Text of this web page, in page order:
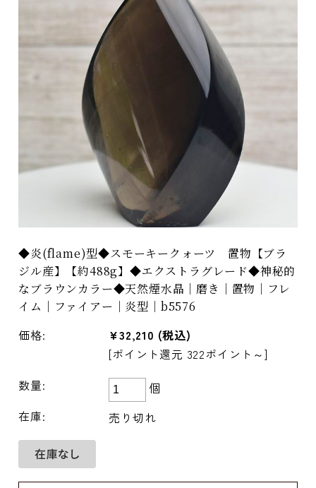
◆炎(flame)型◆スモーキークォーツ 置物【ブラ
ジル産】【約488g】◆エクストラグレード◆神秘的
なブラウンカラー◆天然煙水晶｜磨き｜置物｜フレ
イム｜ファイアー｜炎型｜b5576
価格: ¥32,210 (税込)
[ポイント還元 322ポイント～]
数量:
個
在庫:
売り切れ